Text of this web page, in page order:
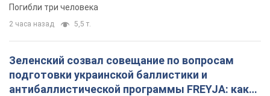
Погибли три человека
2 часа назад 5,5 т.
Зеленский созвал совещание по вопросам
подготовки украинской баллистики и
антибаллистической программы FREYJA: какие